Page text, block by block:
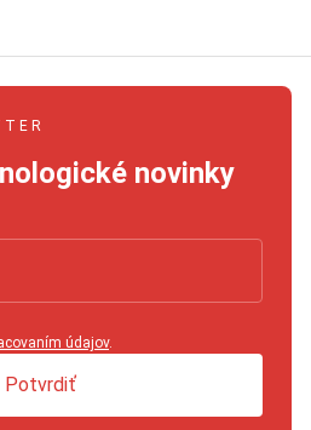
novinky
údajov.
Potvrdiť